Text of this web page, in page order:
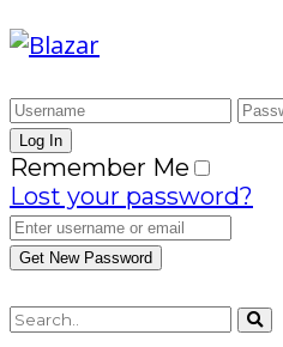
Remember Me
Lost your password?